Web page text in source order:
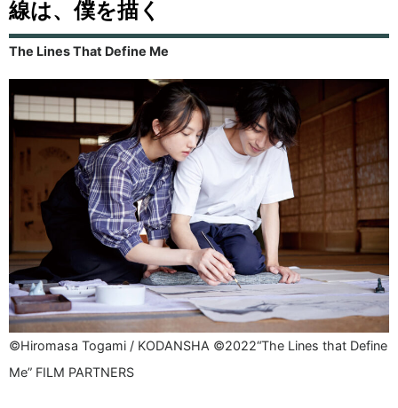
線は、僕を描く
The Lines That Define Me
©Hiromasa Togami / KODANSHA ©2022“The Lines that Define
Me” FILM PARTNERS